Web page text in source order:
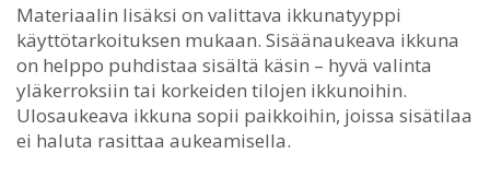
Materiaalin lisäksi on valittava ikkunatyyppi
käyttötarkoituksen mukaan. Sisäänaukeava ikkuna
on helppo puhdistaa sisältä käsin – hyvä valinta
yläkerroksiin tai korkeiden tilojen ikkunoihin.
Ulosaukeava ikkuna sopii paikkoihin, joissa sisätilaa
ei haluta rasittaa aukeamisella.